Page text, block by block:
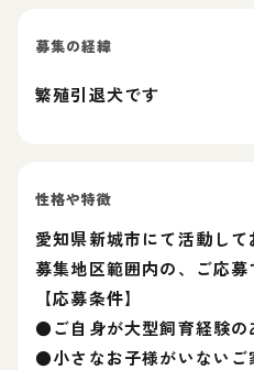
募集の経緯
繁殖引退犬です
性格や特徴
愛知県新城市にて活動して
募集地区範囲内の、ご応
【応募条件】
●ご自身が大型飼育経験の
●小さなお子様がいないご